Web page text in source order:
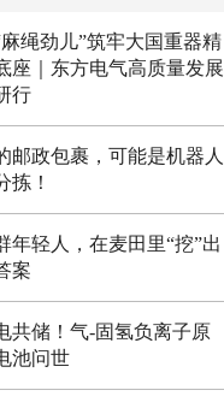
麻绳劲儿”筑牢大国重器精
座｜东方电气高质量发展
行
邮政包裹，可能是机器人
拣！
年轻人，在麦田里“挖”出
案
共储！气-固氢负离子原
池问世